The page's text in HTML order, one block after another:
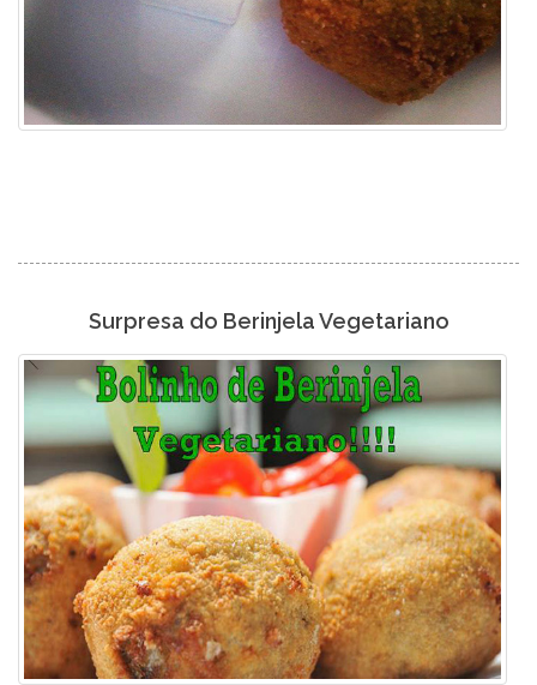
Surpresa do Berinjela Vegetariano